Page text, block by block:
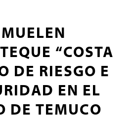
“COSTA
DE RIESGO E
EN EL
DE TEMUCO